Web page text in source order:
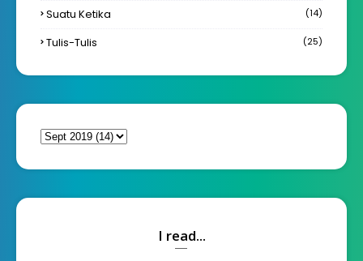
Suatu Ketika (14)
Tulis-Tulis (25)
I read...